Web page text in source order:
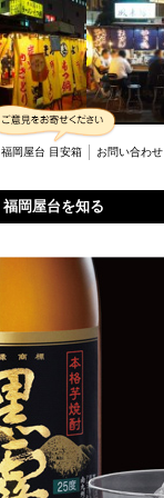
福岡屋台 目安箱 お問い合わせ
福岡屋台を知る